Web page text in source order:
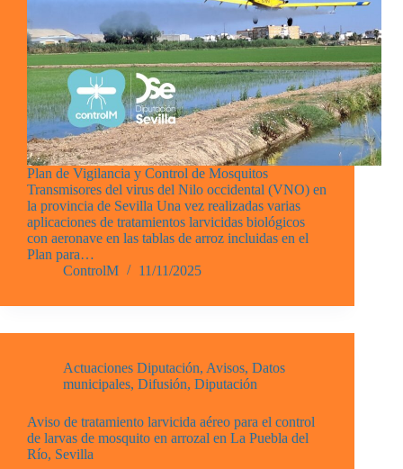
Plan de Vigilancia y Control de Mosquitos
Transmisores del virus del Nilo occidental (VNO) en
la provincia de Sevilla Una vez realizadas varias
aplicaciones de tratamientos larvicidas biológicos
con aeronave en las tablas de arroz incluidas en el
Plan para…
ControlM
11/11/2025
Actuaciones Diputación, Avisos, Datos
municipales, Difusión, Diputación
Aviso de tratamiento larvicida aéreo para el control
de larvas de mosquito en arrozal en La Puebla del
Río, Sevilla